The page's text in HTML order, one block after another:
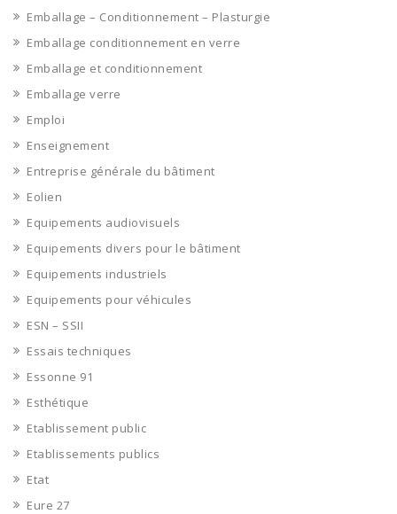
Emballage – Conditionnement – Plasturgie
Emballage conditionnement en verre
Emballage et conditionnement
Emballage verre
Emploi
Enseignement
Entreprise générale du bâtiment
Eolien
Equipements audiovisuels
Equipements divers pour le bâtiment
Equipements industriels
Equipements pour véhicules
ESN – SSII
Essais techniques
Essonne 91
Esthétique
Etablissement public
Etablissements publics
Etat
Eure 27